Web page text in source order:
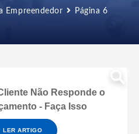
Empreendedor Página 6
Não Responde o
- Faça Isso
LER ARTIGO